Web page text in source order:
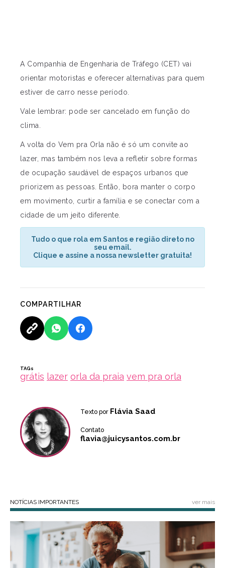
A Companhia de Engenharia de Tráfego (CET) vai
orientar motoristas e oferecer alternativas para quem
estiver de carro nesse período.
Vale lembrar: pode ser cancelado em função do
clima.
A volta do Vem pra Orla não é só um convite ao
lazer, mas também nos leva a refletir sobre formas
de ocupação saudável de espaços urbanos que
priorizem as pessoas. Então, bora manter o corpo
em movimento, curtir a família e se conectar com a
cidade de um jeito diferente.
Tudo o que rola em Santos e região direto no
seu email.
Clique e assine a nossa newsletter gratuita!
COMPARTILHAR
TAGs
grátis lazer orla da praia vem pra orla
Texto por Flávia Saad
Contato
flavia@juicysantos.com.br
NOTÍCIAS IMPORTANTES ver mais